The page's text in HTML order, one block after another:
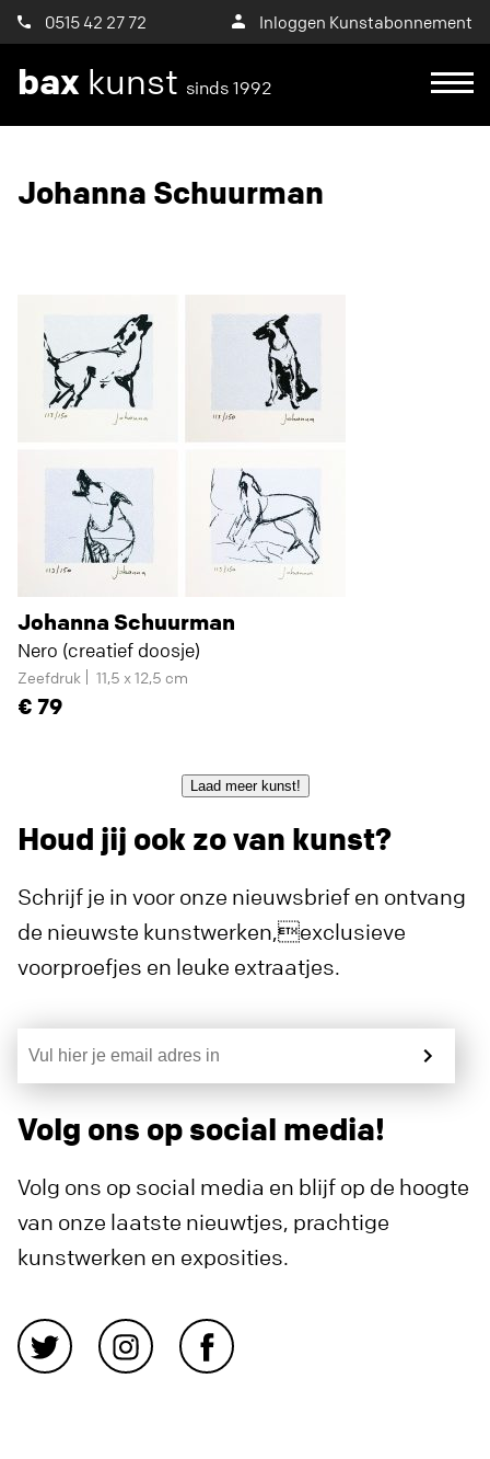
0515 42 27 72 Inloggen Kunstabonnement
bax kunst sinds 1992
Johanna Schuurman
Johanna Schuurman
Nero (creatief doosje)
Zeefdruk 11,5 x 12,5 cm
79
Laad meer kunst!
Houd jij ook zo van kunst?
Schrijf je in voor onze nieuwsbrief en ontvang
de nieuwste kunstwerken,exclusieve
voorproefjes en leuke extraatjes.
Volg ons op social media!
Volg ons op social media en blijf op de hoogte
van onze laatste nieuwtjes, prachtige
kunstwerken en exposities.